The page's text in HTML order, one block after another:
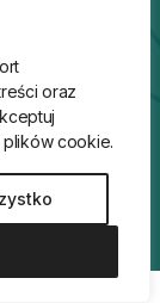
oraz
cookie.
Themepure